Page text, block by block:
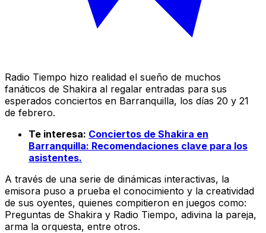
Radio Tiempo hizo realidad el sueño de muchos
fanáticos de Shakira al regalar entradas para sus
esperados conciertos en Barranquilla, los días 20 y 21
de febrero.
Te interesa: Conciertos de Shakira en
Barranquilla: Recomendaciones clave para los
asistentes.
A través de una serie de dinámicas interactivas, la
emisora puso a prueba el conocimiento y la creatividad
de sus oyentes, quienes compitieron en juegos como:
Preguntas de Shakira y Radio Tiempo, adivina la pareja,
arma la orquesta, entre otros.